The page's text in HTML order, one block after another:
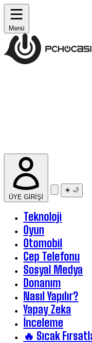
Menü
ÜYE GİRİŞİ
☀️ 🌙
Teknoloji
Oyun
Otomobil
Cep Telefonu
Sosyal Medya
Donanım
Nasıl Yapılır?
Yapay Zeka
İnceleme
🔥 Sıcak